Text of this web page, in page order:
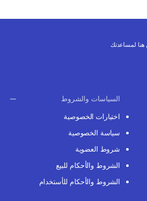
لمساعدتك
السياسات والشروط
اختيارات الخصوصية
سياسة الخصوصية
شروط العضوية
الشروط والأحكام للبيع
الشروط والأحكام للأستخدام